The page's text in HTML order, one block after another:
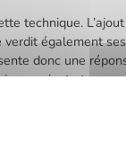
technique.
également
donc une
conscient et
Isolation